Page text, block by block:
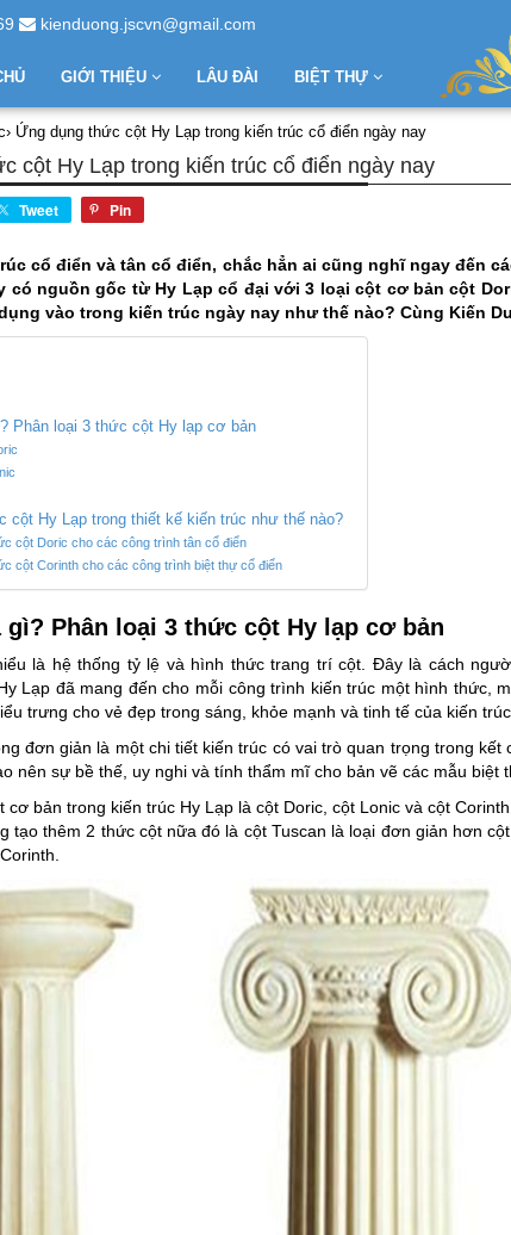
kienduong.jscvn@gmail.com
GIỚI THIỆU LÂU ĐÀI BIỆT THỰ
› Ứng dụng thức cột Hy Lạp trong kiến trúc cổ điển ngày nay
cột Hy Lạp trong kiến trúc cổ điển ngày nay
Tweet Pin
cổ điển và tân cổ điển, chắc hẳn ai cũng nghĩ ngay đến
có nguồn gốc từ Hy Lạp cổ đại với 3 loại cột cơ bản cột
vào trong kiến trúc ngày nay như thế nào? Cùng Kiến
Phân loại 3 thức cột Hy lạp cơ bản
cột Hy Lạp trong thiết kế kiến trúc như thế nào?
cột Doric cho các công trình tân cổ điển
cột Corinth cho các công trình biệt thự cổ điển
Phân loại 3 thức cột Hy lạp cơ bản
là hệ thống tỷ lệ và hình thức trang trí cột. Đây là cách
Lạp đã mang đến cho mỗi công trình kiến trúc một hình thức,
trưng cho vẻ đẹp trong sáng, khỏe mạnh và tinh tế của kiến trúc
đơn giản là một chi tiết kiến trúc có vai trò quan trọng trong kết
nên sự bề thế, uy nghi và tính thẩm mĩ cho bản vẽ các mẫu biệt
cơ bản trong kiến trúc Hy Lạp là cột Doric, cột Lonic và cột
tạo thêm 2 thức cột nữa đó là cột Tuscan là loại đơn giản hơn